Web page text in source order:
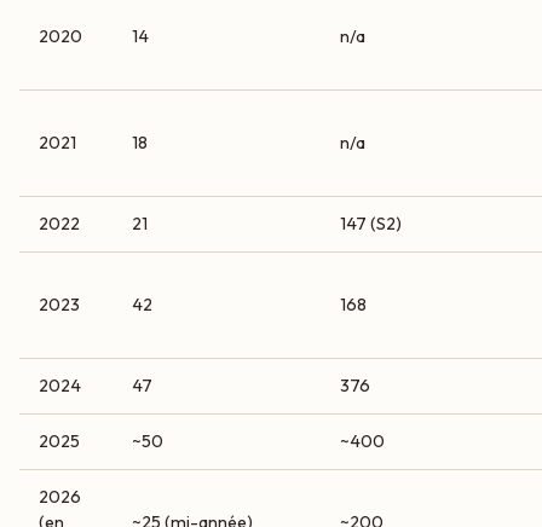
2020 14 n/a
2021 18 n/a
2022 21 147 (S2)
2023 42 168
2024 47 376
2025 ~50 ~400
2026
(en
~25 (mi-année) ~200